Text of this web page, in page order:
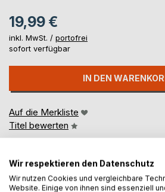
19,99 €
inkl. MwSt. / portofrei
sofort verfügbar
IN DEN
Auf die Merkliste
Titel bewerten
Wir respektieren den Datenschutz
Wir nutzen Cookies und vergleichbare
Website. Einige von ihnen sind essenziell